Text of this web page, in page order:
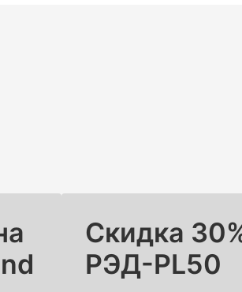
Скидка
РЭД-PL50